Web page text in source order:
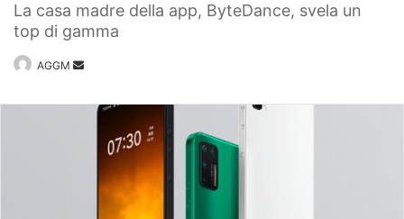
La casa madre della app, ByteDance, svela un
top di gamma
AGGM
Invia